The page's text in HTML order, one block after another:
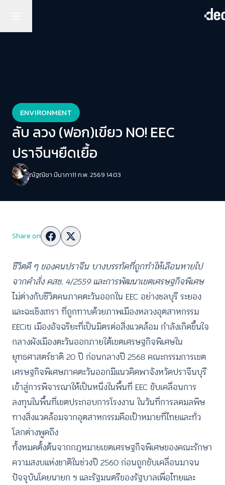
ENVIRONMENT
ลับ ลวง (ฟอก)เขียว NO! EEC
ปราจีนฯยืดเยื้อ
ณัฐณิชา มีนาภา11 ก.พ. 2569 14:03
Share on
ชีวิตดี ๆ ของคนปราจีน บางบรรทัดที่ถูกทำให้เลือนหายไป
จากคำสั่ง คสช. 4/2559 และการพัฒนาเขตเศรษฐกิจพิเศษ
ไม่ต่างกับชีวิตคนภาคตะวันออกใน EEC อย่างชลบุรี ระยอง
และฉะเชิงเทรา ที่ถูกทาบด้วยภาพเมืองหลวงอุตสาหกรรม
EECiti เมืองอัจฉริยะที่เป็นมิตรต่อสิ่งแวดล้อม กำลังเกิดขึ้นใจ
กลางผังเมืองตะวันออกภายใต้เขตเศรษฐกิจพิเศษใน
ยุทธศาสตร์ชาติ 20 ปี ก่อนกลางปี 2568 คณะกรรมการเขต
เศรษฐกิจพิเศษภาคตะวันออกมีแนวคิดพาจังหวัดปราจีนบุรี
เข้าสู่การพิจารณาให้เป็นหนึ่งในพื้นที่ EEC ขับเคลื่อนการ
ลงทุนในพื้นที่เขตประกอบการโรงงาน ในวันที่การลดมลพิษ
ทางสิ่งแวดล้อมจากอุตสาหกรรมคือเป้าหมายที่ไทยและทั่ว
โลกต่างพูดถึง
ทั้งหมดตั้งต้นจากกฎหมายเขตเศรษฐกิจพิเศษของคณะรักษา
ความสงบแห่งชาติในช่วงปี 2560 ก่อนถูกขับเคลื่อนมาจน
ปัจจุบันโดยนายก ฯ และรัฐมนตรีของรัฐบาลเพื่อไทยและ